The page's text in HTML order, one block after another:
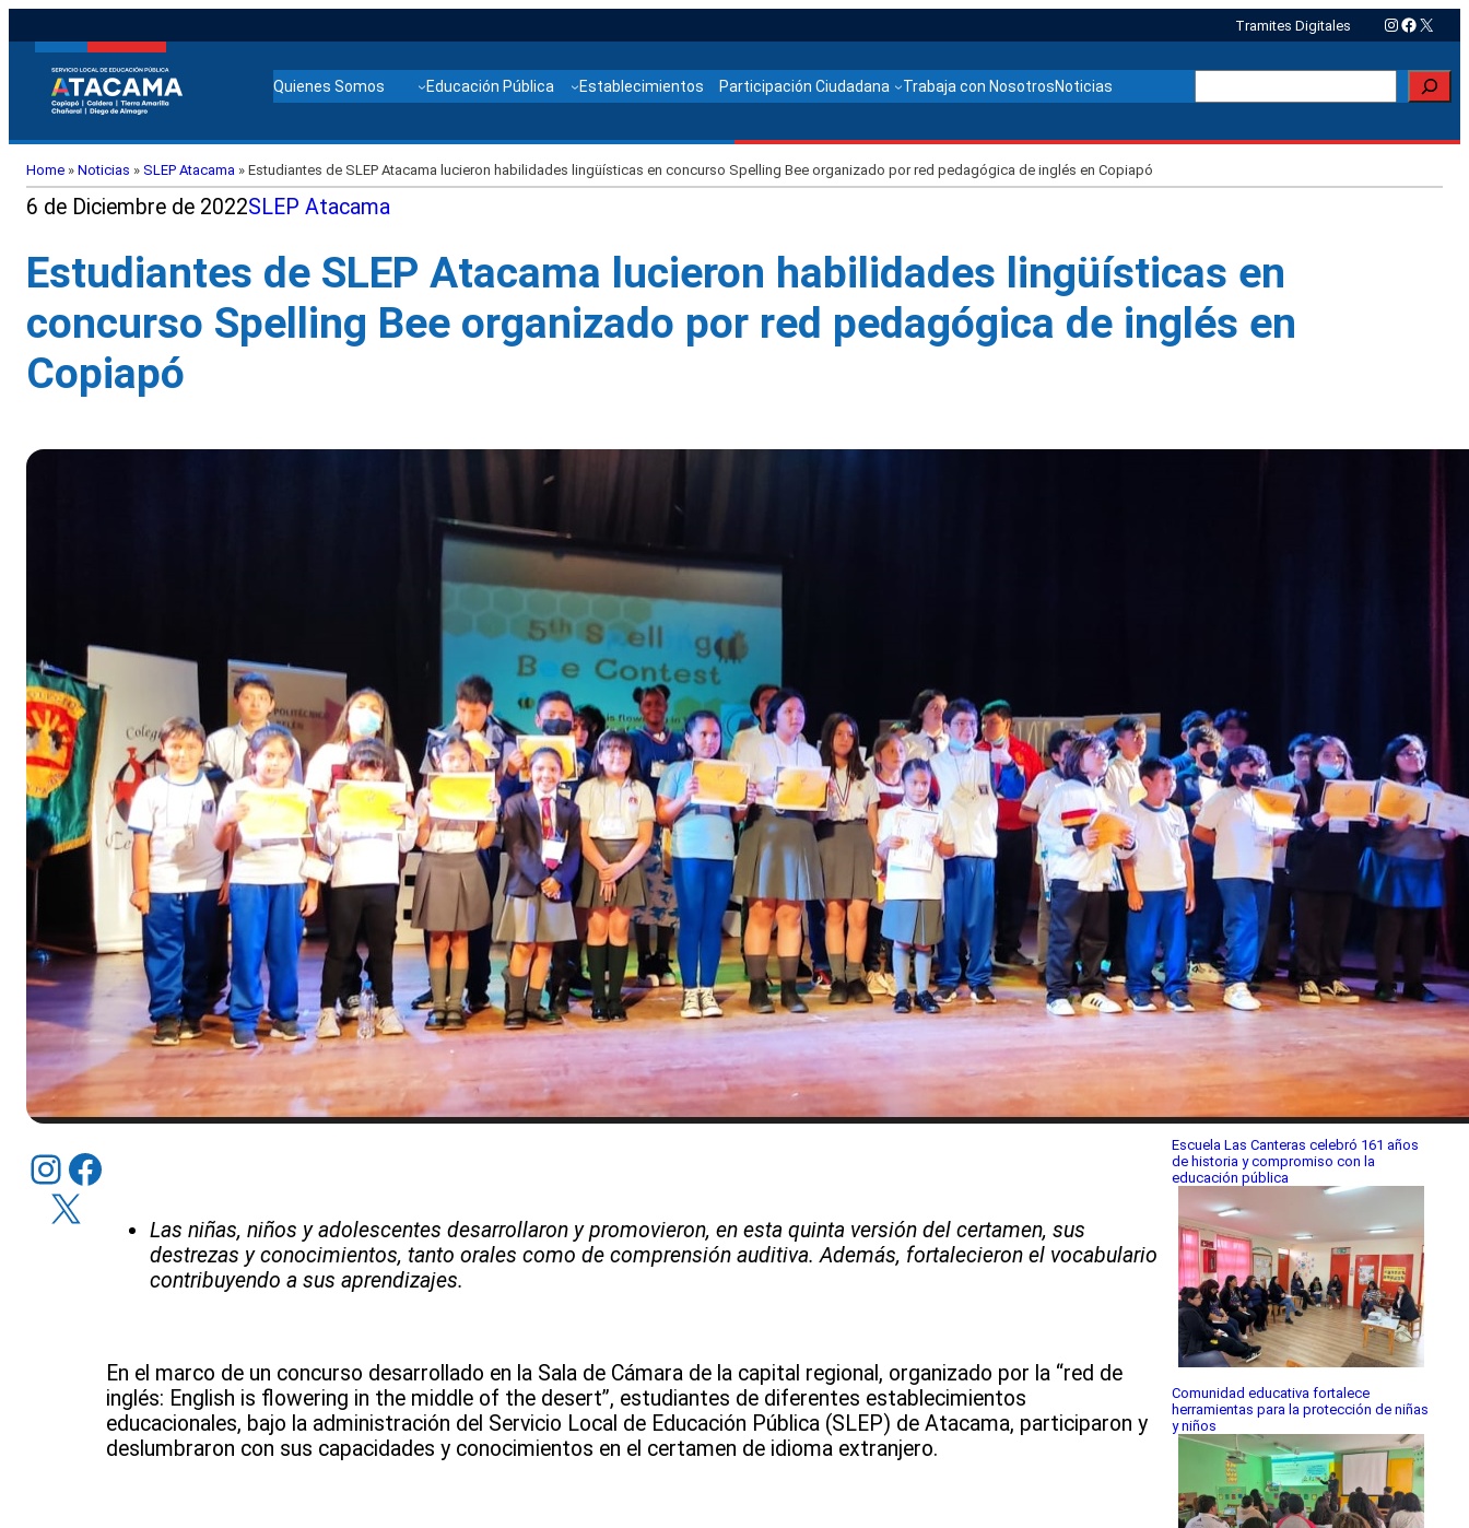
Tramites Digitales Instagram
X
Quienes Somos Educación Pública Establecimientos Participación Ciudadana Trabaja con NosotrosNoticias
Home » Noticias » SLEP Atacama » Estudiantes de SLEP Atacama lucieron habilidades lingüísticas en concurso Spelling Bee organizado por red pedagógica de inglés en Copiapó
6 de Diciembre de 2022SLEP Atacama
Estudiantes de SLEP Atacama lucieron habilidades lingüísticas en
concurso Spelling Bee organizado por red pedagógica de inglés en
Copiapó
Instagram Facebook
X
Las niñas, niños y adolescentes desarrollaron y promovieron, en esta quinta versión del certamen, sus
destrezas y conocimientos, tanto orales como de comprensión auditiva. Además, fortalecieron el vocabulario
contribuyendo a sus aprendizajes.
En el marco de un concurso desarrollado en la Sala de Cámara de la capital regional, organizado por la “red de
inglés: English is flowering in the middle of the desert”, estudiantes de diferentes establecimientos
educacionales, bajo la administración del Servicio Local de Educación Pública (SLEP) de Atacama, participaron y
deslumbraron con sus capacidades y conocimientos en el certamen de idioma extranjero.
compromiso con la educación pública
Escuela Abraham Sepúlveda Pizarro
realizó primera Expo Liceos para orientar
trayectorias educativas
Escuela Las Canteras celebró 161 años
de historia y compromiso con la
educación pública
Comunidad educativa fortalece
herramientas para la protección de niñas
y niños